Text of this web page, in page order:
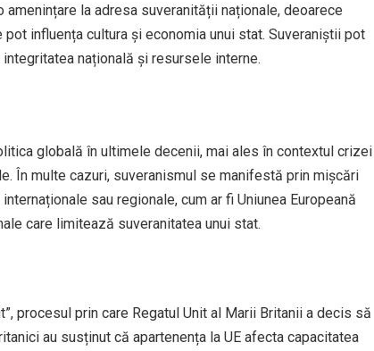
la adresa suveranității naționale, deoarece
influența cultura și economia unui stat. Suveraniștii pot
națională și resursele interne.
globală în ultimele decenii, mai ales în contextul crizei
În multe cazuri, suveranismul se manifestă prin mișcări
sau regionale, cum ar fi Uniunea Europeană
care limitează suveranitatea unui stat.
procesul prin care Regatul Unit al Marii Britanii a decis să
au susținut că apartenența la UE afecta capacitatea